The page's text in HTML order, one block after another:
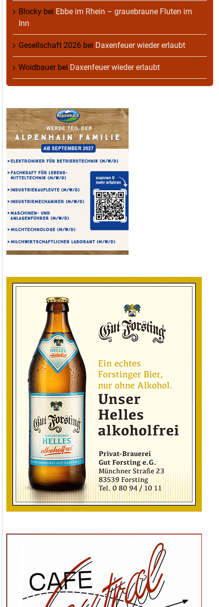
Blocky bei Ebbe im Rhein – grauebraune Fluten im
Inn
Gesellschaft 2026 bei Daxenfeuer wieder erlaubt
Woidbauerbei Daxenfeuer wieder erlaubt